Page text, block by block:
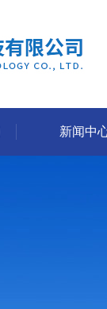
新闻中